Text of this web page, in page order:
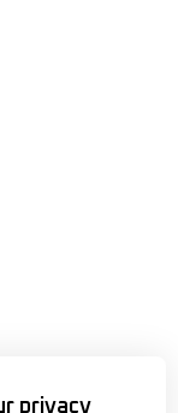
privacy